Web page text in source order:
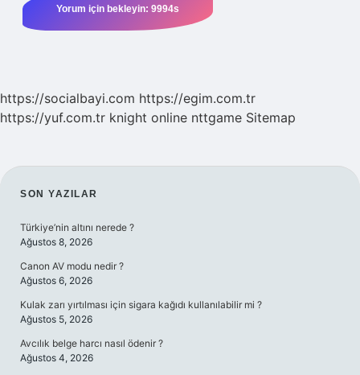
https://socialbayi.com https://egim.com.tr
https://yuf.com.tr knight online nttgame Sitemap
SIDEBAR
SON YAZILAR
Türkiye’nin altını nerede ?
Ağustos 8, 2026
Canon AV modu nedir ?
Ağustos 6, 2026
Kulak zarı yırtılması için sigara kağıdı kullanılabilir mi ?
Ağustos 5, 2026
Avcılık belge harcı nasıl ödenir ?
Ağustos 4, 2026